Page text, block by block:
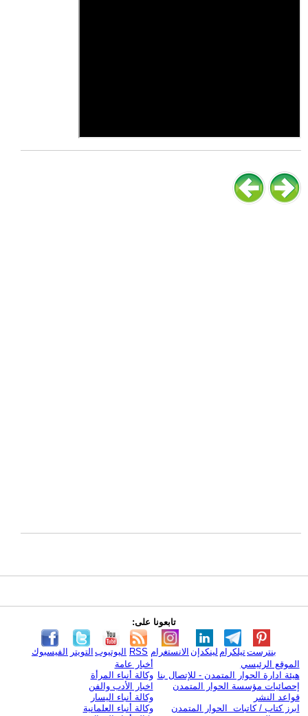
تابعونا على:
الفيسبوك التويتر اليوتيوب RSS الانستغرام لينكدإن تيلكرامبنترست
الموقع الرئيسي
هيئة ادارة الحوار المتمدن - للإتصال بنا
إحصائيات مؤسسة الحوار المتمدن
قواعد النشر
ابرز كتاب / كاتبات الحوار المتمدن
أخبار عامة
وكالة أنباء المرأة
اخبار الأدب والفن
وكالة أنباء اليسار
وكالة أنباء العلمانية